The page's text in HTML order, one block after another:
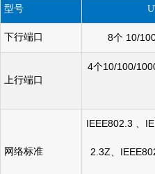
型号
下行端口 8个 10/
上行端口
4个10/100/
网络标准
IEEE802.3
2.3Z